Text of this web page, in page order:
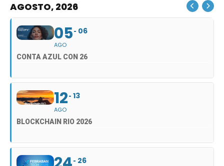
AGOSTO, 2026
05
AGO
06
CONTA AZUL CON 26
12
AGO
13
BLOCKCHAIN RIO 2026
26